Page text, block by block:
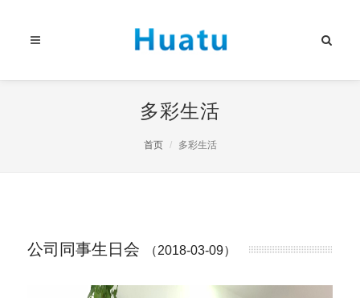
多彩生活
首页 多彩生活
公司同事生日会 （2018-03-09）